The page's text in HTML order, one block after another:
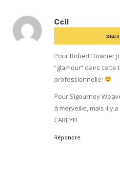
Ccil
:
mars
Pour Robert Downer
“glamour” dans
professionnelle!
Pour Sigourney
à merveille, mais il y
CAREY!!!
Répondre